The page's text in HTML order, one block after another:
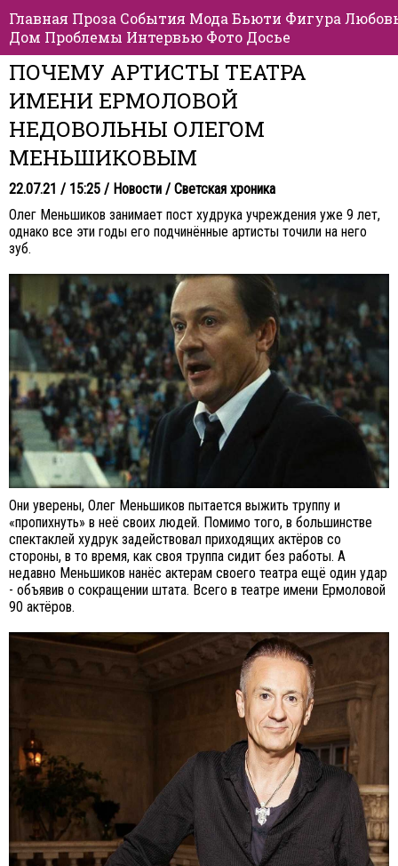
Главная Проза События Мода Бьюти Фигура
Дом Проблемы Интервью Фото Досье
ПОЧЕМУ АРТИСТЫ ТЕАТРА
ИМЕНИ ЕРМОЛОВОЙ
НЕДОВОЛЬНЫ ОЛЕГОМ
МЕНЬШИКОВЫМ
22.07.21 / 15:25 / Новости / Светская хроника
Олег Меньшиков занимает пост худрука учреждения уже 9 лет,
однако все эти годы его подчинённые артисты точили на него
зуб.
Они уверены, Олег Меньшиков пытается выжить труппу и
«пропихнуть» в неё своих людей. Помимо того, в большинстве
спектаклей худрук задействовал приходящих актёров со
стороны, в то время, как своя труппа сидит без работы. А
недавно Меньшиков нанёс актерам своего театра ещё один удар
- объявив о сокращении штата. Всего в театре имени Ермоловой
90 актёров.